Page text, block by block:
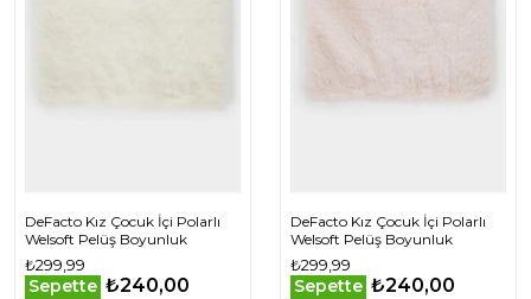
DeFacto Kız Çocuk İçi Polarlı
Welsoft Pelüş Boyunluk
₺299,99
Sepette ₺240,00
DeFacto Kız Çocuk İçi Polarlı
Welsoft Pelüş Boyunluk
₺299,99
Sepette ₺240,00